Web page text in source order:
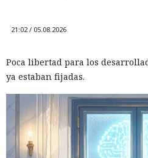
21:02 / 05.08.2026
Poca libertad para los
ya estaban fijadas.